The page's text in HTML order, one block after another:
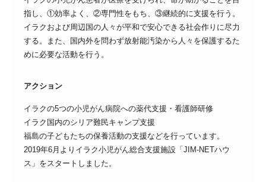
指し、①効率よく、②専門性をもち、③継続的に支援を行う。
イラクおよび周辺国の人々が平和で安心できる社会作りに尽力
する。また、国内外を問わず放射能汚染から人々を保護するた
めに必要な活動を行う。
アクション
イラクの5つの小児がん病院への薬代支援・看護師研修
イラク国内のシリア難民キャンプ支援
福島の子どもたちの保養活動の支援などを行っています。
2019年6月よりイラク小児がん総合支援施設「JIM-NETハウ
ス」をスタートしました。